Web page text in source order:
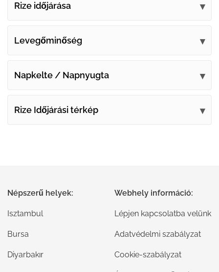
Rize időjárása
Levegőminőség
Napkelte / Napnyugta
Rize Időjárási térkép
Népszerű helyek:
Isztambul
Bursa
Diyarbakır
Webhely információ:
Lépjen kapcsolatba velünk
Adatvédelmi szabályzat
Cookie-szabályzat